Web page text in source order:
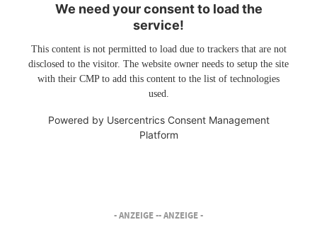
We need your consent to load the
service!
This content is not permitted to load due to trackers that are not
disclosed to the visitor. The website owner needs to setup the site
with their CMP to add this content to the list of technologies
used.
Powered by Usercentrics Consent Management
Platform
- ANZEIGE -- ANZEIGE -